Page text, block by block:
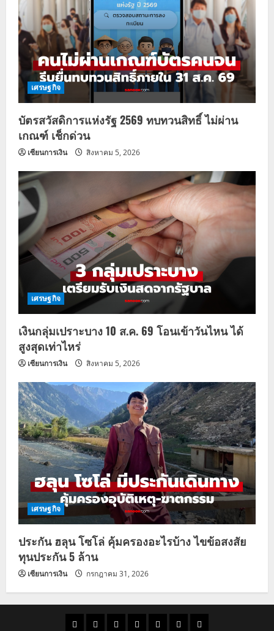
เศรษฐกิจ
บัตรสวัสดิการแห่งรัฐ 2569 ทบทวนสิทธิ์ ไม่ผ่าน
เกณฑ์ เช็กด่วน
เซียนการเงิน สิงหาคม 5, 2026
เศรษฐกิจ
เงินกลุ่มเปราะบาง 10 ส.ค. 69 โอนเข้าวันไหน ได้
สูงสุดเท่าไหร่
เซียนการเงิน สิงหาคม 5, 2026
เศรษฐกิจ
ประกัน ฮลุน โซโล่ คุ้มครองอะไรบ้าง ไขข้อสงสัย
ทุนประกัน 5 ล้าน
เซียนการเงิน กรกฎาคม 31, 2026
ราคาแนว ข่าว ข่าว ดูด ที่ ผู้ชาย